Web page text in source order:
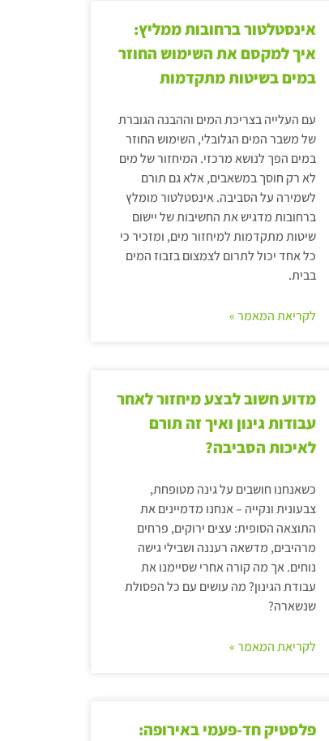
אינסטלטור ברחובות ממליץ:
איך למקסם את השימוש החוזר
במים בשיטות מתקדמות
עם העלייה בצריכת המים וההבנה הגוברת
של משבר המים הגלובלי, השימוש החוזר
במים הפך לנושא מרכזי. המיחזור של מים
לא רק חוסך במשאבים, אלא גם תורם
לשמירה על הסביבה. אינסטלטור מומלץ
ברחובות מדגיש את החשיבות של יישום
שיטות מתקדמות למיחזור מים, ומזכיר כי
כל אחד יכול לתרום לצמצום בזבוז המים
בבית.
לקריאת המאמר »
מדוע חשוב לבצע מיחזור לאחר
עבודות גינון ואיך זה תורם
לאיכות הסביבה?
כשאנחנו חושבים על גינה מטופחת,
צבעונית ונקייה – אנחנו מדמיינים את
התוצאה הסופית: עצים ירוקים, פרחים
מרהיבים, מדשאה רעננה ושבילי גישה
נוחים. אך מה קורה אחרי שסיימנו את
עבודת הגינון? מה עושים עם כל הפסולת
שנשארה?
לקריאת המאמר »
פלסטיק חד-פעמי באירופה: